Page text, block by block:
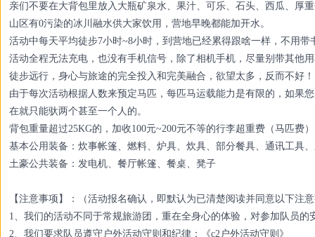
亲们不要在大背包里放入大瓶矿泉水、果汁、可乐、石头、西瓜、厚
山区有0污染的冰川融水供大家饮用，营地早晚都能加开水。
活动中每天平均徒步7小时~8小时，到营地已经累得跟啥一样，不用带
活动全程无法充电，也没有手机信号，除了相机手机，尽量别带其他
徒步远行，身心与旅途的完全投入和完美融合，欲望太多，反而不好！
由于每次活动根据人数来预定马匹，每匹马运载能力是有限的，如果
在就只能驮两个甚至一个人的。
背包重量超过25KG的，加收100元~200元不等的行李超重费（马匹费
基本公用装备：炊事帐篷、燃料、炉具、炊具、部分餐具、通讯工具
土豪公共装备：发电机、餐厅帐篷、餐桌、凳子
【注意事项】：（活动报名确认，即默认为已清楚阅读并同意以下注
1、我们的活动不同于常规旅游团，重在全身心的体验，对参加队员
2、我们要求队员遵守户外活动守则和纪律：《c2户外活动守则》